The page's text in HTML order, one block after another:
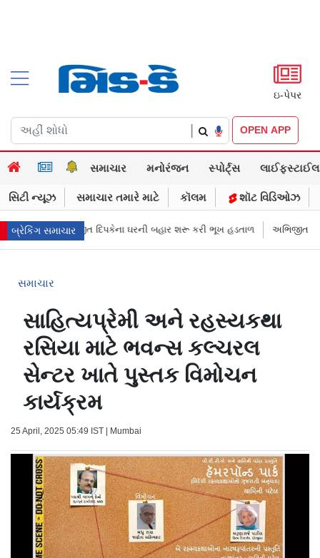
ઇ-પેપર
OPEN APP
સમાચાર મનોરંજન સ્પોર્ટ્સ લાઈફસ્ટાઈલ
સિટી ન્યૂઝ સમાચાર તમારે માટે કૉલમ શૉટ વિડિઓઝ
બ્રેકિંગ સમાચાર
અભિજીત દિપકેના ઘરની બહાર શરૂ કરી ભૂખ હડતાળ અભિજીત દિપકેએ
સમાચાર
સાહિત્યપ્રેમી અને રહસ્યકથા
રસિયા માટે ભવન્સ કલ્ચરલ
સેન્ટર ખાતે પુસ્તક વિમોચન
કાર્યક્રમ
25 April, 2025 05:49 IST | Mumbai